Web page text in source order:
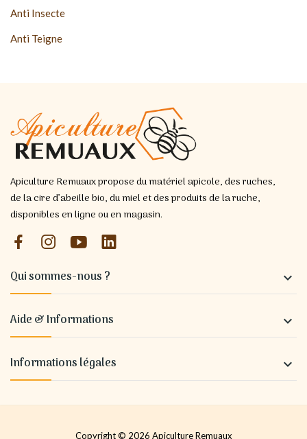
Anti Insecte
Anti Teigne
Apiculture Remuaux propose du matériel apicole, des ruches,
de la cire d’abeille bio, du miel et des produits de la ruche,
disponibles en ligne ou en magasin.
Qui sommes-nous ? 
Aide & Informations 
Informations légales 
Copyright © 2026 Apiculture Remuaux